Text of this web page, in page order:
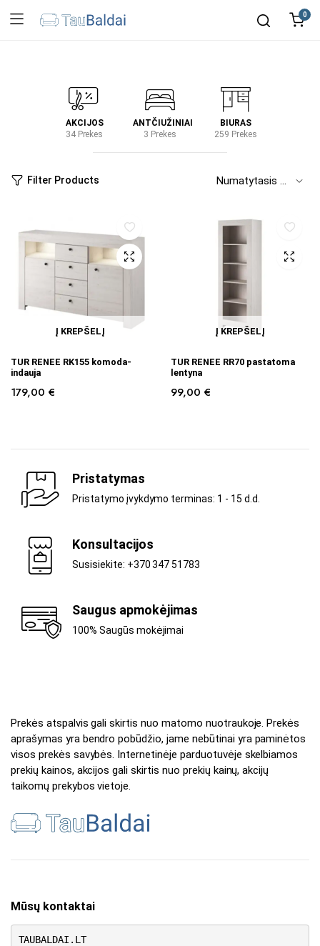
0
AKCIJOS
34 Prekes
ANTČIUŽINIAI
3 Prekes
BIURAS
259 Prekes
Filter Products
Į KREPŠELĮ
TUR RENEE RK155 komoda-
indauja
179,00 €
Į KREPŠELĮ
TUR RENEE RR70 pastatoma
lentyna
99,00 €
Pristatymas
Pristatymo įvykdymo terminas: 1 - 15 d.d.
Konsultacijos
Susisiekite: +370 347 51783
Saugus apmokėjimas
100% Saugūs mokėjimai
Prekės atspalvis gali skirtis nuo matomo nuotraukoje. Prekės
aprašymas yra bendro pobūdžio, jame nebūtinai yra paminėtos
visos prekės savybės. Internetinėje parduotuvėje skelbiamos
prekių kainos, akcijos gali skirtis nuo prekių kainų, akcijų
taikomų prekybos vietoje.
Mūsų kontaktai
TAUBALDAI.LT